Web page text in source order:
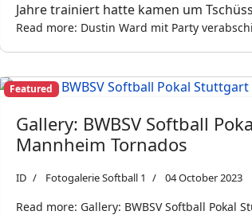
Jahre trainiert hatte kamen um
Read more: Dustin Ward mit Party
Featured
Gallery: BWBSV Softball
Mannheim Tornados
ID Fotogalerie Softball 1 04 October 2023
Read more: Gallery: BWBSV Softball Pokal